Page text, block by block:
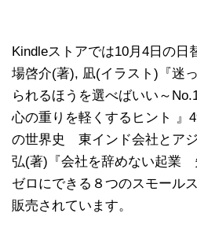
Kindleストアでは10月4日の日
場啓介(著), 凪(イラスト)『迷
られるほうを選べばいい～
心の重りを軽くするヒント 』
の世界史 東インド会社とア
弘(著)『会社を辞めない起業
ゼロにできる８つのスモール
販売されています。